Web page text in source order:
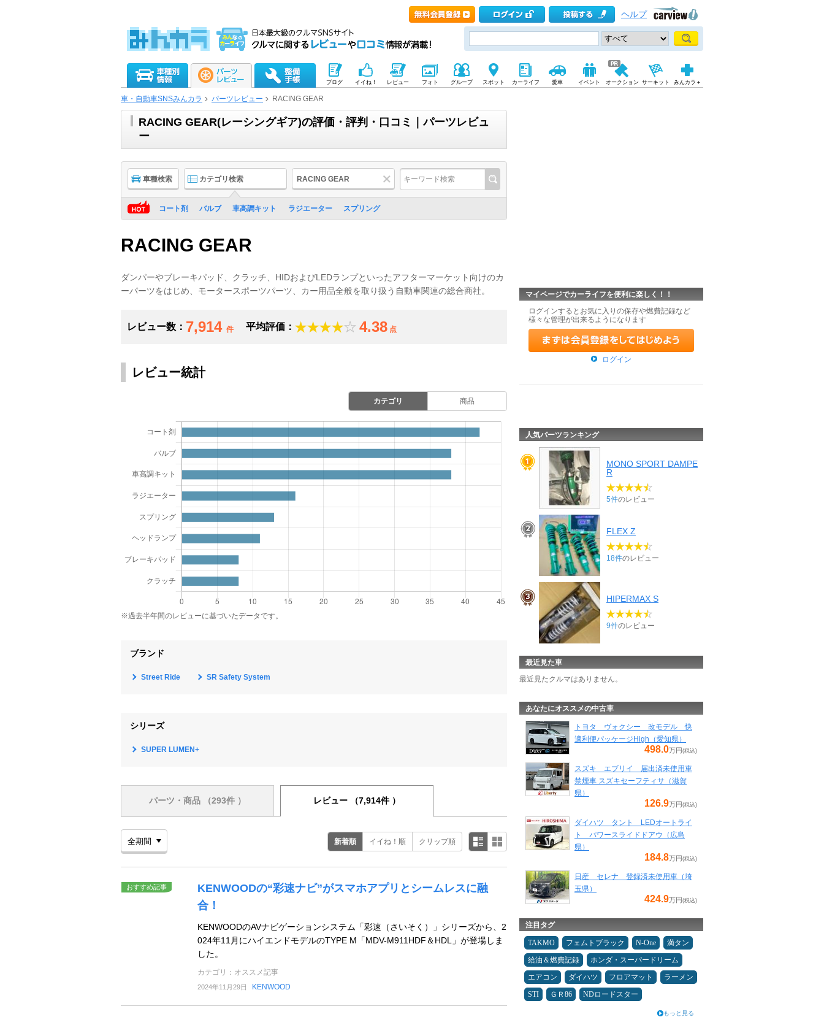
ヘルプ
ブログ イイね！ レビュー フォト グループ スポット カーライフ 愛車 イベント オークション サーキット みんカラ＋
車・自動車SNSみんカラ パーツレビュー RACING GEAR
RACING GEAR(レーシングギア)の評価・評判・口コミ｜パーツレビュ
ー
車種検索 カテゴリ検索 RACING GEAR
コート剤 バルブ 車高調キット ラジエーター スプリング
RACING GEAR
ダンパーやブレーキパッド、クラッチ、HIDおよびLEDランプといったアフターマーケット向けのカ
ーパーツをはじめ、モータースポーツパーツ、カー用品全般を取り扱う自動車関連の総合商社。
レビュー数： 7,914 件 平均評価： 4.38 点
レビュー統計
カテゴリ 商品
※過去半年間のレビューに基づいたデータです。
ブランド
Street Ride SR Safety System
シリーズ
SUPER LUMEN+
パーツ・商品 （293件 ） レビュー （7,914件 ）
新着順 イイね！順 クリップ順
おすすめ記事
KENWOODの“彩速ナビ”がスマホアプリとシームレスに融
合！
KENWOODのAVナビゲーションシステム「彩速（さいそく）」シリーズから、2
024年11月にハイエンドモデルのTYPE M「MDV-M911HDF＆HDL」が登場しま
した。
カテゴリ：オススメ記事
2024年11月29日 KENWOOD
マイページでカーライフを便利に楽しく！！
ログインするとお気に入りの保存や燃費記録など
様々な管理が出来るようになります
ログイン
人気パーツランキング
MONO SPORT DAMPE
R
5件のレビュー
FLEX Z
18件のレビュー
HIPERMAX S
9件のレビュー
最近見た車
最近見たクルマはありません。
あなたにオススメの中古車
トヨタ ヴォクシー 改モデル 快
適利便パッケージHigh（愛知県）
498.0万円(税込)
スズキ エブリイ 届出済未使用車
禁煙車 スズキセーフティサ（滋賀
県）
126.9万円(税込)
ダイハツ タント LEDオートライ
ト パワースライドドアウ（広島
県）
184.8万円(税込)
日産 セレナ 登録済未使用車（埼
玉県）
424.9万円(税込)
注目タグ
TAKMO フェムトブラック N-One
満タン
給油＆燃費記録
ホンダ・スーパードリーム
エアコン
ダイハツ フロアマット
ラーメン
STI
ＧＲ86 NDロードスター
もっと見る